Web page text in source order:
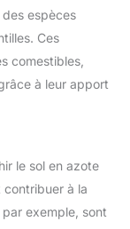
espèces
Ces
comestibles,
à leur apport
le sol en azote
à la
exemple, sont